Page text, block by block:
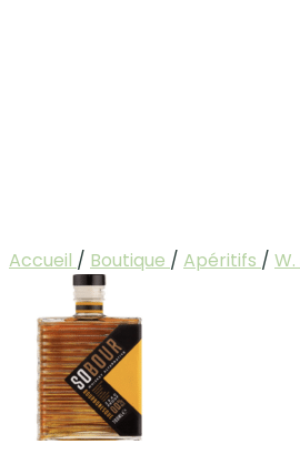
Accueil / Boutique / Apéritifs /